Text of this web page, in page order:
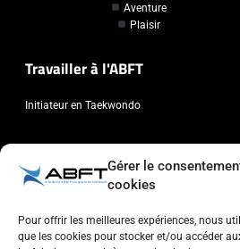
Gérer le
cookies
Pour offrir les meilleures expériences, nous
que les cookies pour stocker et/ou accéder
Aventure
Plaisir
Travailler à l'ABFT
Initiateur en Taekwondo
Contact
Association Belge Francophone de
info@abft.be